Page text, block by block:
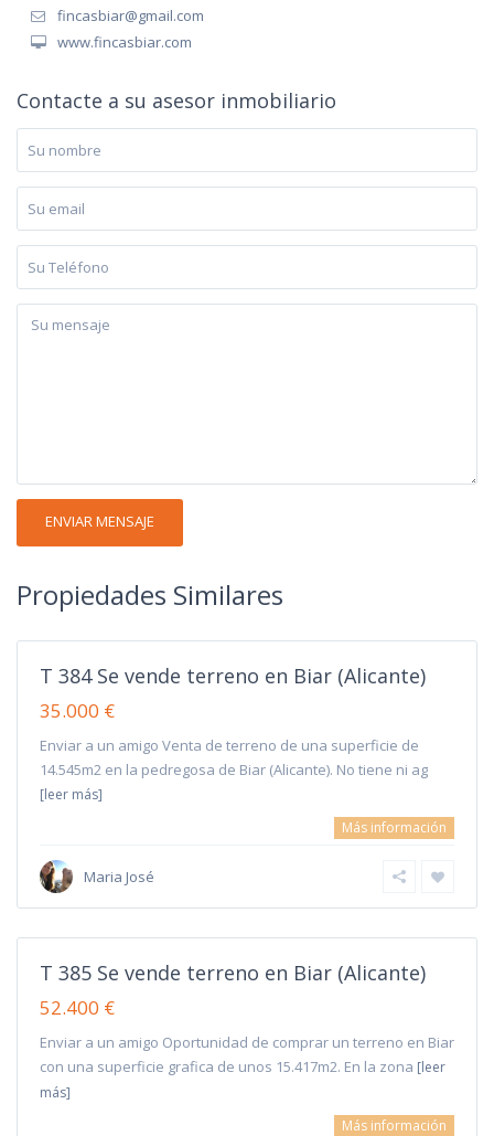
fincasbiar@gmail.com
www.fincasbiar.com
Contacte a su asesor inmobiliario
Propiedades Similares
T 384 Se vende terreno en Biar (Alicante)
35.000 €
Enviar a un amigo Venta de terreno de una superficie de
14.545m2 en la pedregosa de Biar (Alicante). No tiene ni ag
[leer más]
Más información
Maria José
T 385 Se vende terreno en Biar (Alicante)
52.400 €
Enviar a un amigo Oportunidad de comprar un terreno en Biar
con una superficie grafica de unos 15.417m2. En la zona [leer
más]
Más información